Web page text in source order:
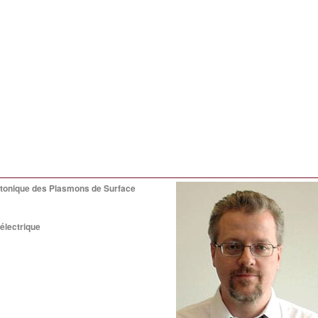
des Plasmons de Surface